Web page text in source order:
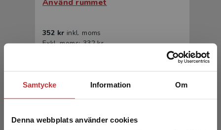
Samtycke Information Om
Denna webbplats använder cookies
Använd rummet
352 kr inkl. moms
Exkl. moms: 332 kr